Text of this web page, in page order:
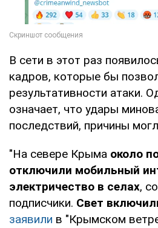
В сети в этот раз
кадров, которые бы
результативности атаки.
означает, что удары
последствий, причины
"На севере Крыма около
отключили мобильный
электричество в селах,
подписчики. Свет
заявили в "Крымском